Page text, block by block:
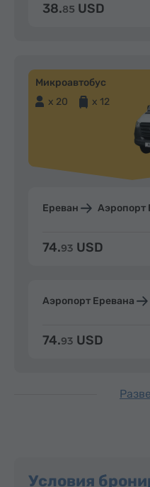
38.85 USD
Микроавтобус
x 20
x 12
Ереван Аэропорт
74.93 USD
Аэропорт Еревана
74.93 USD
Условия